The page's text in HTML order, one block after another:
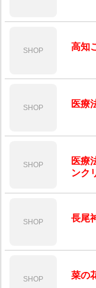
SHOP 高知
SHOP 医療
SHOP
医療
ンク
SHOP 長尾
SHOP 菜の